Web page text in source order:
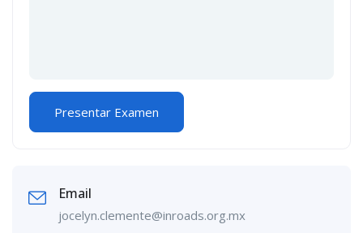
Email
jocelyn.clemente@inroads.org.mx